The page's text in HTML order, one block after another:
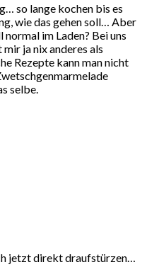
so lange kochen bis es
wie das gehen soll… Aber
im Laden? Bei uns
ja nix anderes als
Rezepte kann man nicht
selbe.
jetzt direkt draufstürzen…